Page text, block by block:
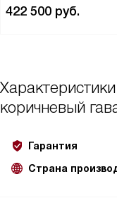
422 500 руб.
Характеристики
коричневый
Гарантия
Страна